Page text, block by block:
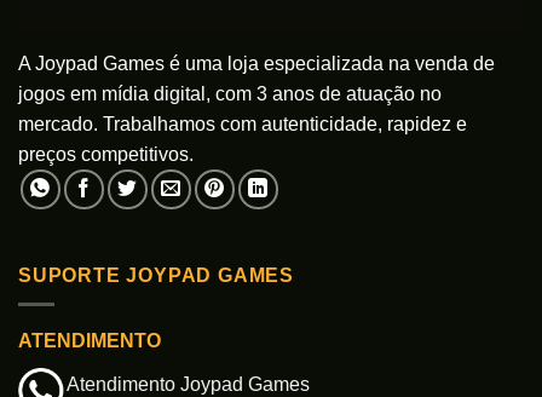
A Joypad Games é uma loja especializada na venda de
jogos em mídia digital, com 3 anos de atuação no
mercado. Trabalhamos com autenticidade, rapidez e
preços competitivos.
SUPORTE JOYPAD GAMES
ATENDIMENTO
Atendimento Joypad Games